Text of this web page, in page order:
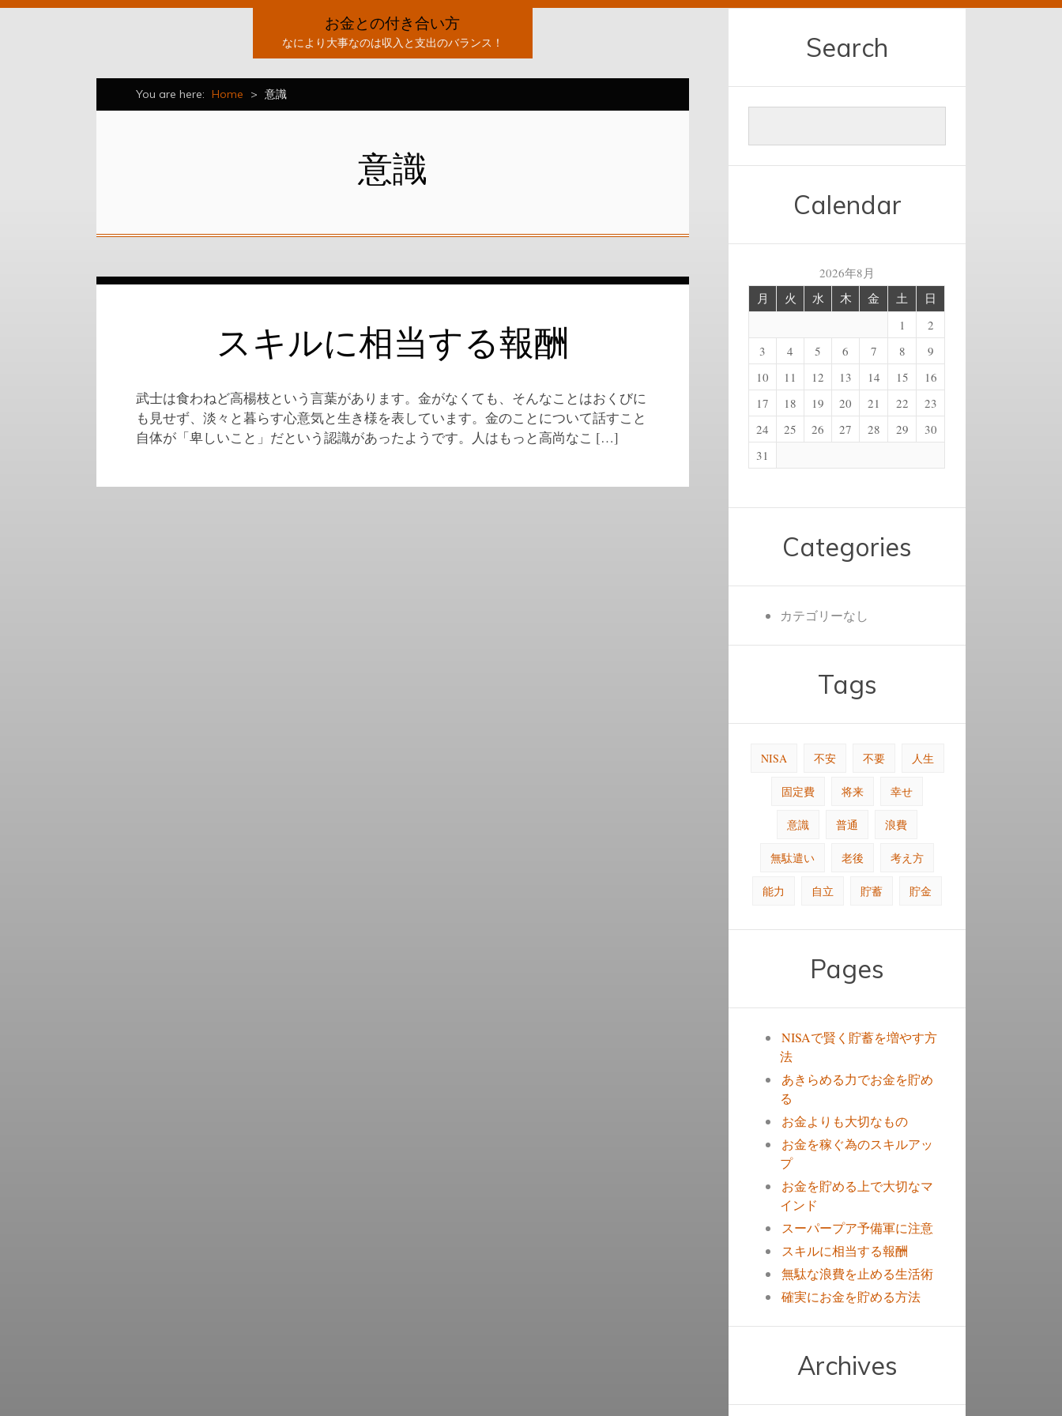
お金との付き合い方
なにより大事なのは収入と支出のバランス！
You are here: Home > 意識
意識
スキルに相当する報酬
武士は食わねど高楊枝という言葉があります。金がなくても、そんなことはおくびに
も見せず、淡々と暮らす心意気と生き様を表しています。金のことについて話すこと
自体が「卑しいこと」だという認識があったようです。人はもっと高尚なこ […]
Search
Calendar
2026年8月
月 火 水 木 金 土 日
1
2
3
4 5 6 7 8
9
10
11 12 13 14 15
16
17
18 19 20 21 22
23
24
25 26 27 28 29
30
31
Categories
カテゴリーなし
Tags
NISA 不安 不要 人生
固定費 将来 幸せ
意識 普通 浪費
無駄遣い 老後 考え方
能力 自立 貯蓄 貯金
Pages
NISAで賢く貯蓄を増やす方
法
あきらめる力でお金を貯め
る
お金よりも大切なもの
お金を稼ぐ為のスキルアッ
プ
お金を貯める上で大切なマ
インド
スーパープア予備軍に注意
スキルに相当する報酬
無駄な浪費を止める生活術
確実にお金を貯める方法
Archives